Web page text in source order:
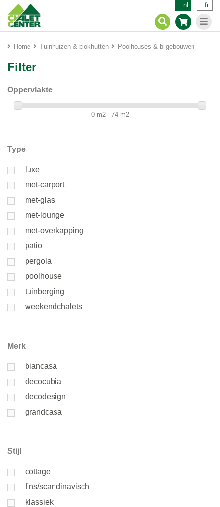
nl fr
Home Tuinhuizen & blokhutten Poolhouses & bijgebouwen
Filter
Oppervlakte
0 m2 - 74 m2
Type
luxe
met-carport
met-glas
met-lounge
met-overkapping
patio
pergola
poolhouse
tuinberging
weekendchalets
Merk
biancasa
decocubia
decodesign
grandcasa
Stijl
cottage
fins/scandinavisch
klassiek